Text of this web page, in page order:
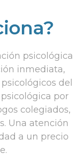
psicológica
inmediata,
del
por
colegiados,
Una atención
a un precio